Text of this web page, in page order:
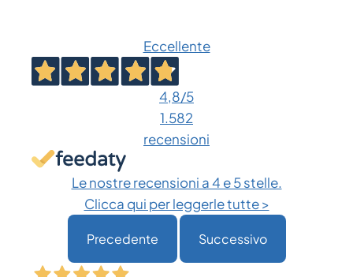
Eccellente
4,8/5
1.582
recensioni
Le nostre recensioni a 4 e 5 stelle.
Clicca qui per leggerle tutte >
Precedente Successivo